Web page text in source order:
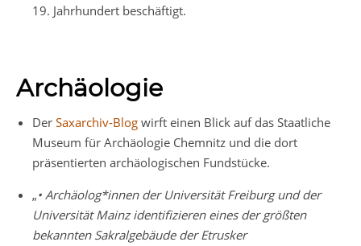
19. Jahrhundert beschäftigt.
Archäologie
Der Saxarchiv-Blog wirft einen Blick auf das Staatliche
Museum für Archäologie Chemnitz und die dort
präsentierten archäologischen Fundstücke.
„• Archäolog*innen der Universität Freiburg und der
Universität Mainz identifizieren eines der größten
bekannten Sakralgebäude der Etrusker